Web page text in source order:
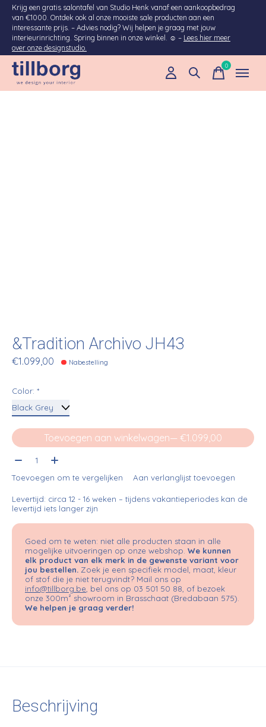
Krijg een gratis salontafel van Studio Henk vanaf een aankoopbedrag
van €1000. Ontdek ook al onze mooiste sale producten aan een
interessante prijs. – Advies nodig? Wij helpen je graag met jouw
interieurinrichting. Spring binnen in onze winkel. ☺ – Lees hier meer
over onze designstudio.
0items
&Tradition Archivo JH43
€1.099,00 Nabestelling
Color: *
Toevoegen aan winkelwagen
— €1.099,00
Aantal:
Toevoegen om te vergelijken Aan verlanglijst toevoegen
Levertijd: circa 12 - 16 weken – tijdens vakantieperiodes kan de
levertijd iets langer zijn
Goed om te weten: niet alle producten staan in alle
mogelijke uitvoeringen op onze webshop. We kunnen
elk product van elk merk in de gewenste variant voor
jou bestellen. Zoek je een specifiek model, maat, kleur
of stof die je niet terugvindt? Mail ons op
info@tillborg.be , bel ons op 03 501 50 88, of bezoek
onze 300m² showroom in Brasschaat (Bredabaan 575).
We helpen je graag verder!
Beschrijving